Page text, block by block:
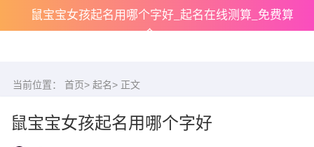
鼠宝宝女孩起名用哪个字好_起名在线测算_免费算
命
当前位置： 首页> 起名> 正文
鼠宝宝女孩起名用哪个字好